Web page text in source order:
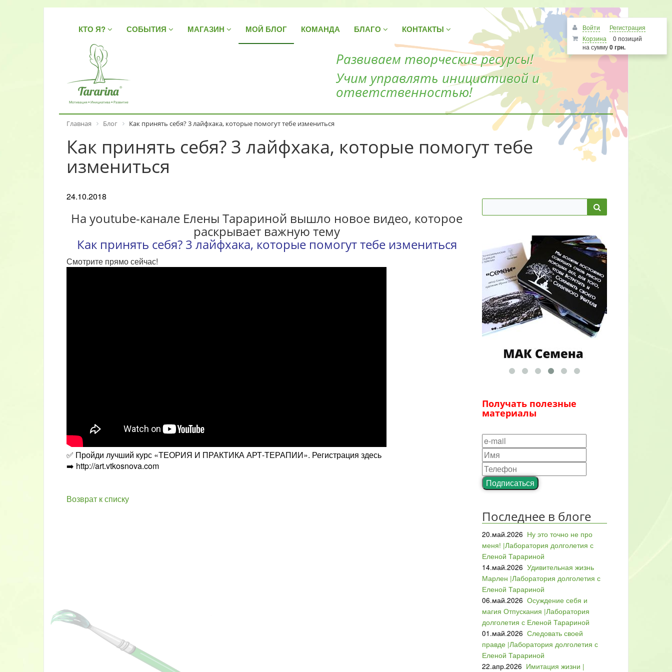
КТО Я? СОБЫТИЯ МАГАЗИН МОЙ БЛОГ КОМАНДА БЛАГО КОНТАКТЫ Войти
Регистрация
Корзина
0 позиций
на сумму0 грн.
Развиваем творческие ресурсы!
Учим управлять инициативой и
ответственностью!
Главная Блог Как принять себя? 3 лайфхака, которые помогут тебе измениться
Как принять себя? 3 лайфхака, которые помогут тебе
измениться
24.10.2018
На youtube-канале Елены Тарариной вышло новое видео, которое
раскрывает важную тему
Как принять себя? 3 лайфхака, которые помогут тебе измениться
Смотрите прямо сейчас!
✅ Пройди лучший курс «ТЕОРИЯ И ПРАКТИКА АРТ-ТЕРАПИИ». Регистрация здесь
➡️ http://art.vtkosnova.com
Возврат к списку
Получать полезные
материалы
Подписаться
Последнее в блоге
20.май.2026 Ну это точно не про
меня! |Лаборатория долголетия с
Еленой Тарариной
14.май.2026 Удивительная жизнь
Марлен |Лаборатория долголетия с
Еленой Тарариной
06.май.2026 Осуждение себя и
магия Отпускания |Лаборатория
долголетия с Еленой Тарариной
01.май.2026 Следовать своей
правде |Лаборатория долголетия с
Еленой Тарариной
22.апр.2026 Имитация жизни |